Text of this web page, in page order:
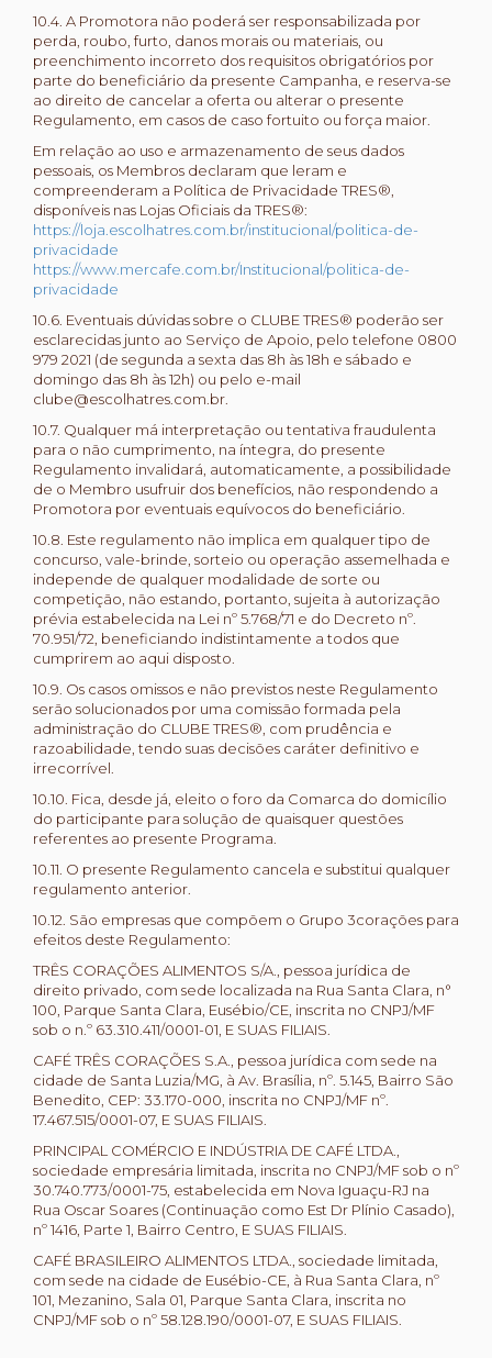
10.4. A Promotora não poderá ser responsabilizada por
perda, roubo, furto, danos morais ou materiais, ou
preenchimento incorreto dos requisitos obrigatórios por
parte do beneficiário da presente Campanha, e reserva-se
ao direito de cancelar a oferta ou alterar o presente
Regulamento, em casos de caso fortuito ou força maior.
Em relação ao uso e armazenamento de seus dados
pessoais, os Membros declaram que leram e
compreenderam a Política de Privacidade TRES®,
disponíveis nas Lojas Oficiais da TRES®:
https://loja.escolhatres.com.br/institucional/politica-de-
privacidade
https://www.mercafe.com.br/Institucional/politica-de-
privacidade
10.6. Eventuais dúvidas sobre o CLUBE TRES® poderão ser
esclarecidas junto ao Serviço de Apoio, pelo telefone 0800
979 2021 (de segunda a sexta das 8h às 18h e sábado e
domingo das 8h às 12h) ou pelo e-mail
clube@escolhatres.com.br.
10.7. Qualquer má interpretação ou tentativa fraudulenta
para o não cumprimento, na íntegra, do presente
Regulamento invalidará, automaticamente, a possibilidade
de o Membro usufruir dos benefícios, não respondendo a
Promotora por eventuais equívocos do beneficiário.
10.8. Este regulamento não implica em qualquer tipo de
concurso, vale-brinde, sorteio ou operação assemelhada e
independe de qualquer modalidade de sorte ou
competição, não estando, portanto, sujeita à autorização
prévia estabelecida na Lei nº 5.768/71 e do Decreto nº.
70.951/72, beneficiando indistintamente a todos que
cumprirem ao aqui disposto.
10.9. Os casos omissos e não previstos neste Regulamento
serão solucionados por uma comissão formada pela
administração do CLUBE TRES®, com prudência e
razoabilidade, tendo suas decisões caráter definitivo e
irrecorrível.
10.10. Fica, desde já, eleito o foro da Comarca do domicílio
do participante para solução de quaisquer questões
referentes ao presente Programa.
10.11. O presente Regulamento cancela e substitui qualquer
regulamento anterior.
10.12. São empresas que compõem o Grupo 3corações para
efeitos deste Regulamento:
TRÊS CORAÇÕES ALIMENTOS S/A., pessoa jurídica de
direito privado, com sede localizada na Rua Santa Clara, n°
100, Parque Santa Clara, Eusébio/CE, inscrita no CNPJ/MF
sob o n.º 63.310.411/0001-01, E SUAS FILIAIS.
CAFÉ TRÊS CORAÇÕES S.A., pessoa jurídica com sede na
cidade de Santa Luzia/MG, à Av. Brasília, nº. 5.145, Bairro São
Benedito, CEP: 33.170-000, inscrita no CNPJ/MF nº.
17.467.515/0001-07, E SUAS FILIAIS.
PRINCIPAL COMÉRCIO E INDÚSTRIA DE CAFÉ LTDA.,
sociedade empresária limitada, inscrita no CNPJ/MF sob o nº
30.740.773/0001-75, estabelecida em Nova Iguaçu-RJ na
Rua Oscar Soares (Continuação como Est Dr Plínio Casado),
nº 1416, Parte 1, Bairro Centro, E SUAS FILIAIS.
CAFÉ BRASILEIRO ALIMENTOS LTDA., sociedade limitada,
com sede na cidade de Eusébio-CE, à Rua Santa Clara, nº
101, Mezanino, Sala 01, Parque Santa Clara, inscrita no
CNPJ/MF sob o nº 58.128.190/0001-07, E SUAS FILIAIS.